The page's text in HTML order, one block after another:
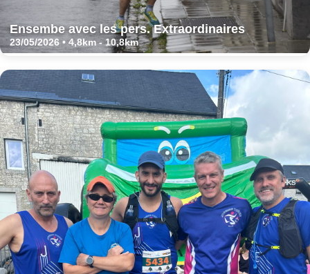
Ensembe avec les pers. Extraordinaires
23/05/2026 • 4,8km - 10,8km